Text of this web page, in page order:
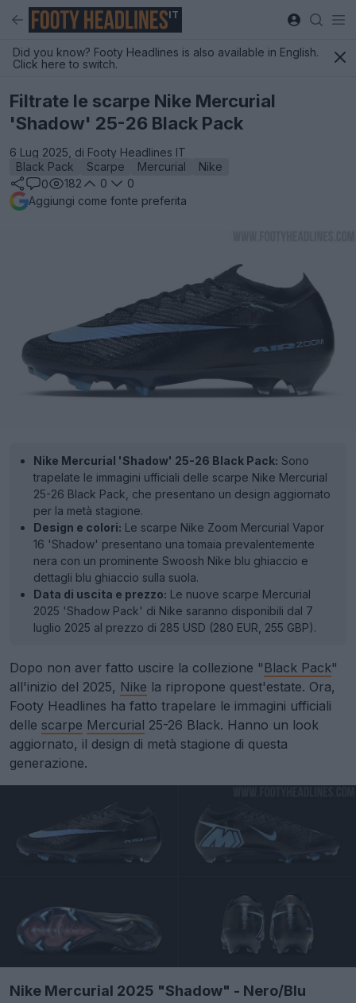
IT
Did you know? Footy Headlines is also available in English.
Click here to switch.
Filtrate le scarpe Nike Mercurial
'Shadow' 25-26 Black Pack
6 Lug 2025, di Footy Headlines IT
Black Pack
Scarpe Mercurial
Nike
0
182 0
0
Aggiungi come fonte preferita
Nike Mercurial 'Shadow' 25-26 Black Pack: Sono
trapelate le immagini ufficiali delle scarpe Nike Mercurial
25-26 Black Pack, che presentano un design aggiornato
per la metà stagione.
Design e colori: Le scarpe Nike Zoom Mercurial Vapor
16 'Shadow' presentano una tomaia prevalentemente
nera con un prominente Swoosh Nike blu ghiaccio e
dettagli blu ghiaccio sulla suola.
Data di uscita e prezzo: Le nuove scarpe Mercurial
2025 'Shadow Pack' di Nike saranno disponibili dal 7
luglio 2025 al prezzo di 285 USD (280 EUR, 255 GBP).
Dopo non aver fatto uscire la collezione " Black Pack"
all'inizio del 2025, Nike la ripropone quest'estate. Ora,
Footy Headlines ha fatto trapelare le immagini ufficiali
delle scarpe Mercurial 25-26 Black. Hanno un look
aggiornato, il design di metà stagione di questa
generazione.
Nike Mercurial 2025 "Shadow" - Nero/Blu